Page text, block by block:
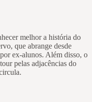
melhor a história do
que abrange desde
ex-alunos. Além disso, o
pelas adjacências do